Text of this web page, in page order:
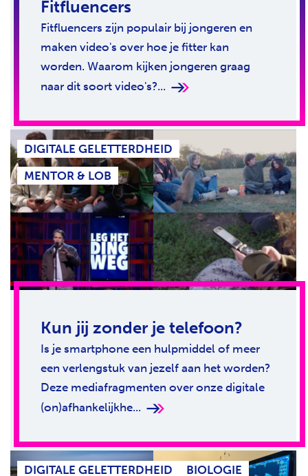
Fitfluencers
Fitfluencers zijn populair bij jongeren en
maken video's over hoe je fitter kan
worden. Waarom kijken jongeren graag
naar dit soort video's?...
DIGITALE GELETTERDHEID
MENTOR & LOB
Kun jij zonder je telefoon?
Is je smartphone een hulpmiddel of meer
een verlengstuk van jezelf aan het worden?
Deze mediafragmenten over onze digitale
(on)afhankelijkhe...
DIGITALE GELETTERDHEID
BIOLOGIE